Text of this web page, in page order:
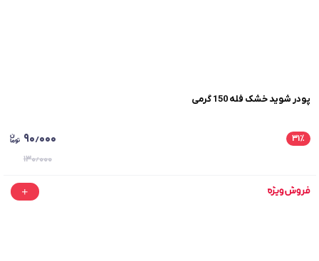
پودر شوید خشک فله 150 گرمی
۳۱٪ ۹۰٫۰۰۰
۱۳۰٫۰۰۰